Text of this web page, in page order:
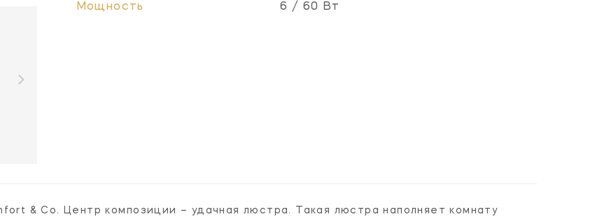
Мощность 6 / 60 Вт
& Co. Центр композиции – удачная люстра. Такая люстра наполняет комнату